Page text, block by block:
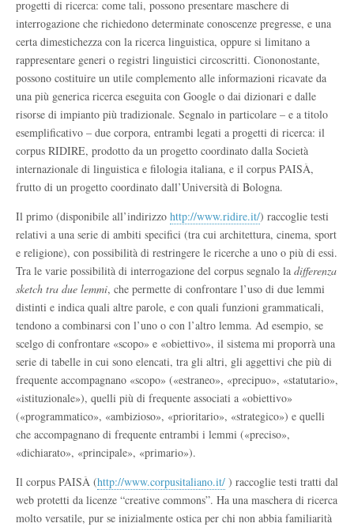
progetti di ricerca: come tali, possono presentare maschere di
interrogazione che richiedono determinate conoscenze pregresse, e una
certa dimestichezza con la ricerca linguistica, oppure si limitano a
rappresentare generi o registri linguistici circoscritti. Ciononostante,
possono costituire un utile complemento alle informazioni ricavate da
una più generica ricerca eseguita con Google o dai dizionari e dalle
risorse di impianto più tradizionale. Segnalo in particolare – e a titolo
esemplificativo – due corpora, entrambi legati a progetti di ricerca: il
corpus RIDIRE, prodotto da un progetto coordinato dalla Società
internazionale di linguistica e filologia italiana, e il corpus PAISÀ,
frutto di un progetto coordinato dall’Università di Bologna.
Il primo (disponibile all’indirizzo http://www.ridire.it/) raccoglie testi
relativi a una serie di ambiti specifici (tra cui architettura, cinema, sport
e religione), con possibilità di restringere le ricerche a uno o più di essi.
Tra le varie possibilità di interrogazione del corpus segnalo la differenza
sketch tra due lemmi, che permette di confrontare l’uso di due lemmi
distinti e indica quali altre parole, e con quali funzioni grammaticali,
tendono a combinarsi con l’uno o con l’altro lemma. Ad esempio, se
scelgo di confrontare «scopo» e «obiettivo», il sistema mi proporrà una
serie di tabelle in cui sono elencati, tra gli altri, gli aggettivi che più di
frequente accompagnano «scopo» («estraneo», «precipuo», «statutario»,
«istituzionale»), quelli più di frequente associati a «obiettivo»
(«programmatico», «ambizioso», «prioritario», «strategico») e quelli
che accompagnano di frequente entrambi i lemmi («preciso»,
«dichiarato», «principale», «primario»).
Il corpus PAISÀ (http://www.corpusitaliano.it/ ) raccoglie testi tratti dal
web protetti da licenze “creative commons”. Ha una maschera di ricerca
molto versatile, pur se inizialmente ostica per chi non abbia familiarità